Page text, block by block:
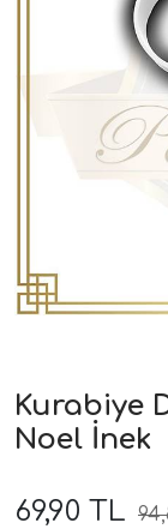
Kurabiye
Noel İnek
69,90 TL